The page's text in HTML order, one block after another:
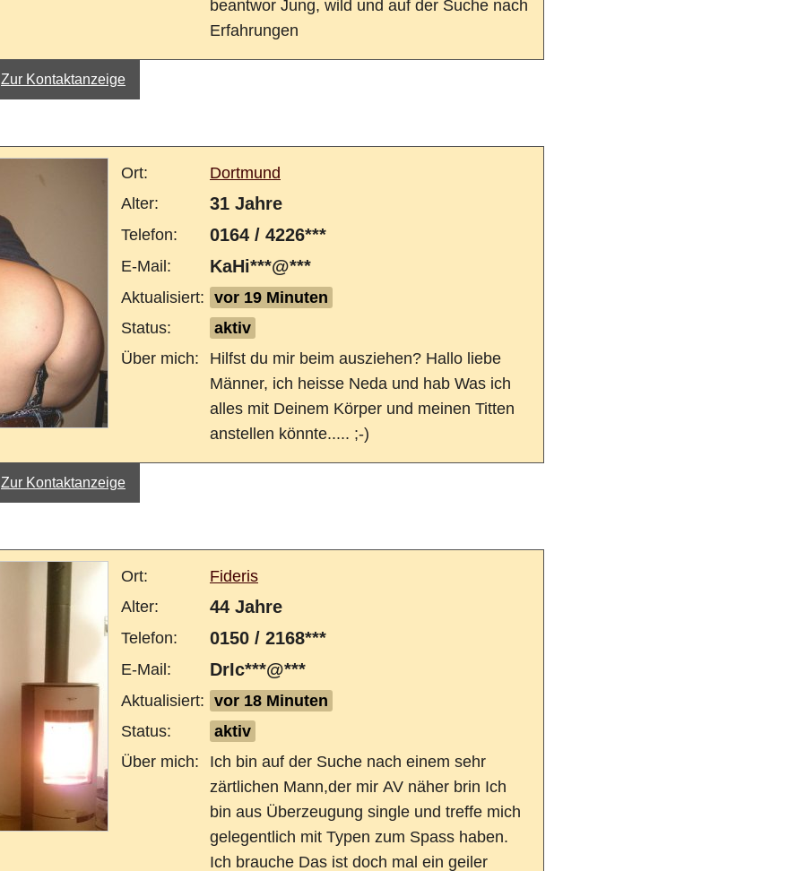
beantwor Jung, wild und auf der Suche nach
Erfahrungen
Zur Kontaktanzeige
Ort:
Dortmund
Alter:
31 Jahre
Telefon: 0164 / 4226***
E-Mail: KaHi***@***
Aktualisiert: vor 19 Minuten
Status:
aktiv
Über mich:
Hilfst du mir beim ausziehen? Hallo liebe
Männer, ich heisse Neda und hab Was ich
alles mit Deinem Körper und meinen Titten
anstellen könnte..... ;-)
Zur Kontaktanzeige
Ort:
Fideris
Alter:
44 Jahre
Telefon: 0150 / 2168***
E-Mail: DrIc***@***
Aktualisiert: vor 18 Minuten
Status:
aktiv
Über mich:
Ich bin auf der Suche nach einem sehr
zärtlichen Mann,der mir AV näher brin Ich
bin aus Überzeugung single und treffe mich
gelegentlich mit Typen zum Spass haben.
Ich brauche Das ist doch mal ein geiler